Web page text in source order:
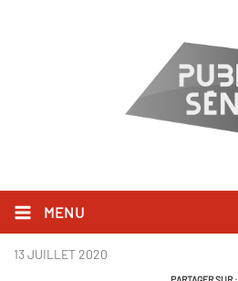
MENU
David Sassoli.jpg
13 JUILLET 2020